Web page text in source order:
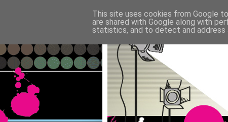
This site uses cookies from Google
are shared with Google along with
statistics, and to detect and address